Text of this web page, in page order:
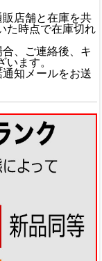
店舗と在庫を共
た時点で在庫切れ
、ご連絡後、キ
ます。
知メールをお送